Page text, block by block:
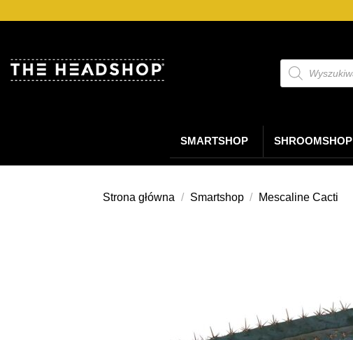
Wyszukiwarka
produktów
SMARTSHOP SHROOMSHOP
Strona główna / Smartshop / Mescaline Cacti